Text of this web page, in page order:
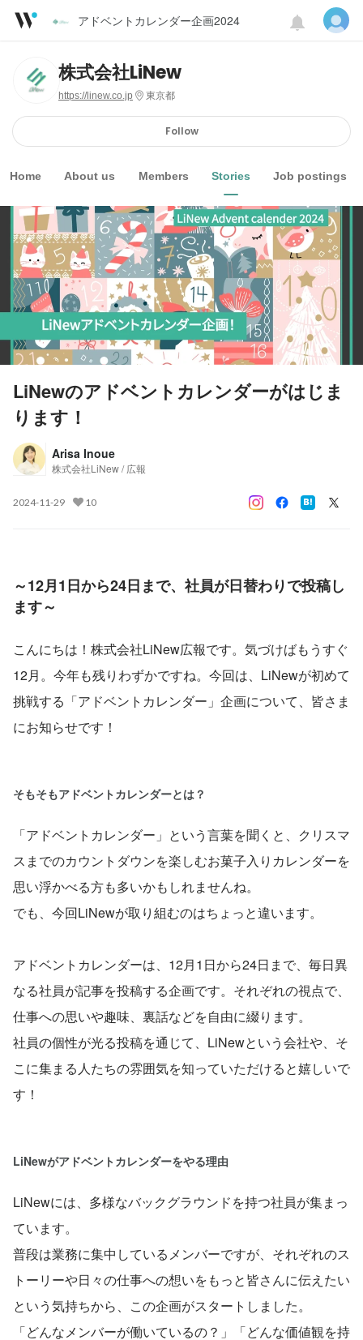
アドベントカレンダー企画2024
株式会社LiNew
https://linew.co.jp 東京都
Follow
Home About us Members Stories Job postings
LiNewのアドベントカレンダーがはじま
ります！
Arisa Inoue
株式会社LiNew / 広報
2024-11-29 10
～12月1日から24日まで、社員が日替わりで投稿し
ます～
こんにちは！株式会社LiNew広報です。気づけばもうすぐ
12月。今年も残りわずかですね。今回は、LiNewが初めて
挑戦する「アドベントカレンダー」企画について、皆さま
にお知らせです！
そもそもアドベントカレンダーとは？
「アドベントカレンダー」という言葉を聞くと、クリスマ
スまでのカウントダウンを楽しむお菓子入りカレンダーを
思い浮かべる方も多いかもしれませんね。
でも、今回LiNewが取り組むのはちょっと違います。
アドベントカレンダーは、12月1日から24日まで、毎日異
なる社員が記事を投稿する企画です。それぞれの視点で、
仕事への思いや趣味、裏話などを自由に綴ります。
社員の個性が光る投稿を通じて、LiNewという会社や、そ
こに集まる人たちの雰囲気を知っていただけると嬉しいで
す！
LiNewがアドベントカレンダーをやる理由
LiNewには、多様なバックグラウンドを持つ社員が集まっ
ています。
普段は業務に集中しているメンバーですが、それぞれのス
トーリーや日々の仕事への想いをもっと皆さんに伝えたい
という気持ちから、この企画がスタートしました。
「どんなメンバーが働いているの？」「どんな価値観を持